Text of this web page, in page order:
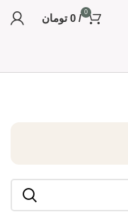
0
/
0 تومان